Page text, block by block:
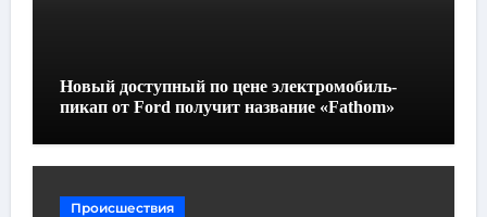
Новый доступный по цене электромобиль-
пикап от Ford получит название «Fathom»
Происшествия